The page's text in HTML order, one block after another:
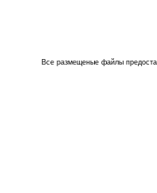
Все размещеные файлы